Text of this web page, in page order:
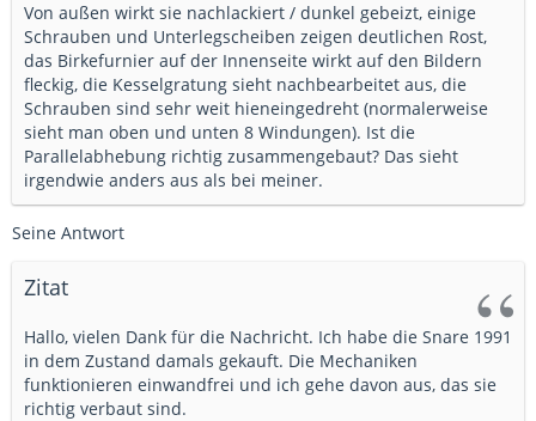
Von außen wirkt sie nachlackiert / dunkel gebeizt, einige
Schrauben und Unterlegscheiben zeigen deutlichen Rost,
das Birkefurnier auf der Innenseite wirkt auf den Bildern
fleckig, die Kesselgratung sieht nachbearbeitet aus, die
Schrauben sind sehr weit hieneingedreht (normalerweise
sieht man oben und unten 8 Windungen). Ist die
Parallelabhebung richtig zusammengebaut? Das sieht
irgendwie anders aus als bei meiner.
Seine Antwort
Zitat
Hallo, vielen Dank für die Nachricht. Ich habe die Snare 1991
in dem Zustand damals gekauft. Die Mechaniken
funktionieren einwandfrei und ich gehe davon aus, das sie
richtig verbaut sind.